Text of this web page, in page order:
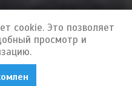
cookie. Это позволяет
просмотр и